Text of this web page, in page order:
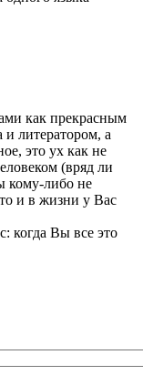
как прекрасным
и литератором, а
это ух как не
(вряд ли
кому-либо не
и в жизни у Вас
когда Вы все это